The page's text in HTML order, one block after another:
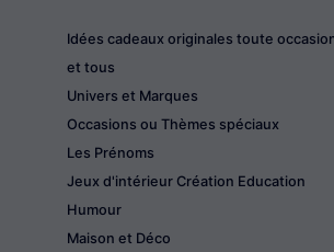
Idées cadeaux originales toute
et tous
Univers et Marques
Occasions ou Thèmes spéciaux
Les Prénoms
Jeux d'intérieur Création Education
Humour
Maison et Déco